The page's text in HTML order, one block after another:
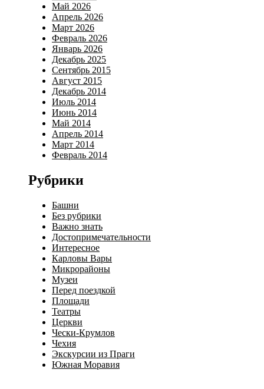
Май 2026
Апрель 2026
Март 2026
Февраль 2026
Январь 2026
Декабрь 2025
Сентябрь 2015
Август 2015
Декабрь 2014
Июль 2014
Июнь 2014
Май 2014
Апрель 2014
Март 2014
Февраль 2014
Рубрики
Башни
Без рубрики
Важно знать
Достопримечательности
Интересное
Карловы Вары
Микрорайоны
Музеи
Перед поездкой
Площади
Театры
Церкви
Чески-Крумлов
Чехия
Экскурсии из Праги
Южная Моравия